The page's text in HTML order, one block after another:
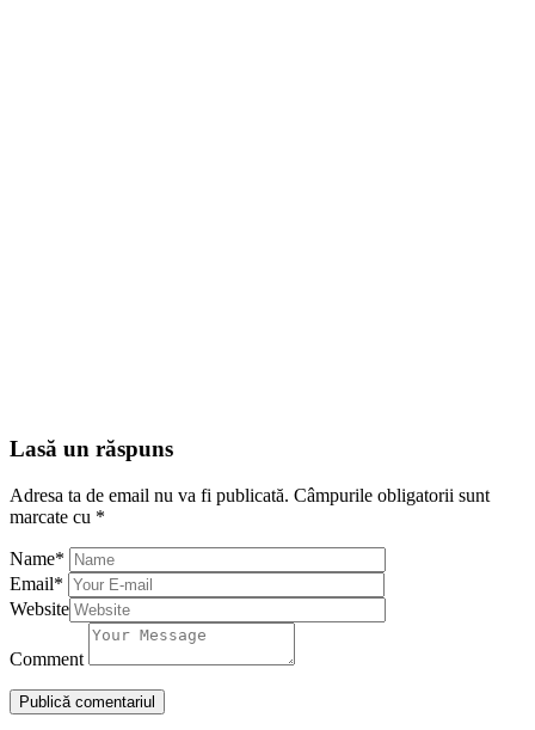
Lasă un răspuns
Adresa ta de email nu va fi publicată. Câmpurile obligatorii sunt
marcate cu *
Name*
Email*
Website
Comment